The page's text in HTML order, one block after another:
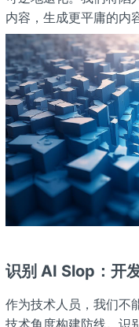
内容，生成更平庸的内
识别 AI Slop：开
作为技术人员，我们不